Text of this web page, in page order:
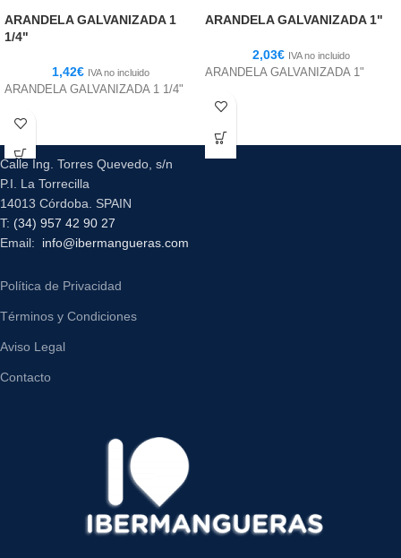
ARANDELA GALVANIZADA 1
1/4"
1,42€ IVA no incluido
ARANDELA GALVANIZADA 1 1/4"
ARANDELA GALVANIZADA 1"
2,03€ IVA no incluido
ARANDELA GALVANIZADA 1"
Calle Ing. Torres Quevedo, s/n
P.I. La Torrecilla
14013 Córdoba. SPAIN
T: (34) 957 42 90 27
Email: info@ibermangueras.com
Política de Privacidad
Términos y Condiciones
Aviso Legal
Contacto